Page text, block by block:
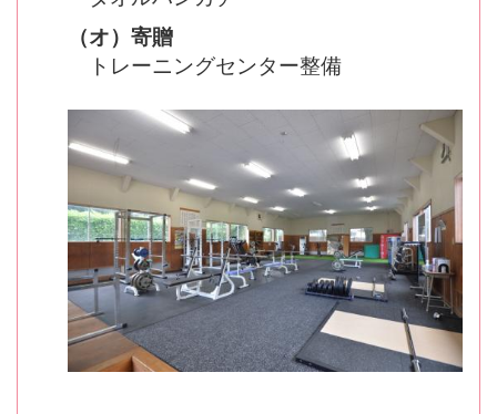
（オ）寄贈
トレーニングセンター整備